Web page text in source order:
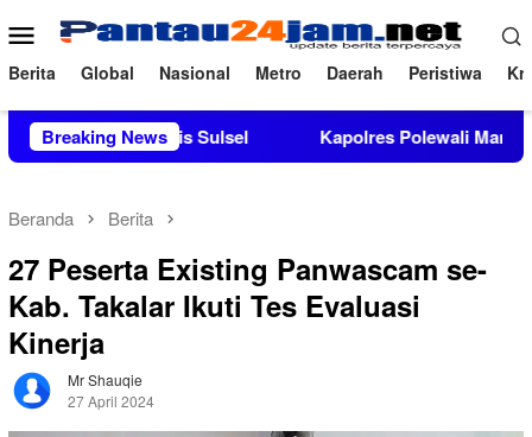
ke
konten
Menu
Mobile
Berita Global Nasional Metro Daerah Peristiwa
Breaking News
Aktivis Sulsel Kapolres Polewali Mandar Turut
Beranda Berita
27 Peserta Existing Panwascam se-
Kab. Takalar Ikuti Tes Evaluasi
Kinerja
Mr Shauqie
27 April 2024